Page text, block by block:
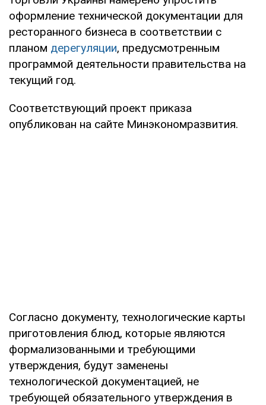
оформление технической документации для
ресторанного бизнеса в соответствии с
планом дерегуляции, предусмотренным
программой деятельности правительства на
текущий год.
Соответствующий проект приказа
опубликован на сайте Минэкономразвития.
Согласно документу, технологические карты
приготовления блюд, которые являются
формализованными и требующими
утверждения, будут заменены
технологической документацией, не
требующей обязательного утверждения в